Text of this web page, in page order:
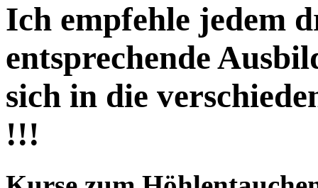
Ich empfehle jedem
entsprechende
sich in die
!!!